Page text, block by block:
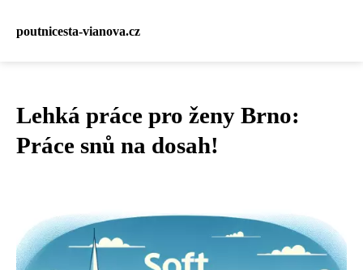
poutnicesta-vianova.cz
Lehká práce pro ženy Brno:
Práce snů na dosah!